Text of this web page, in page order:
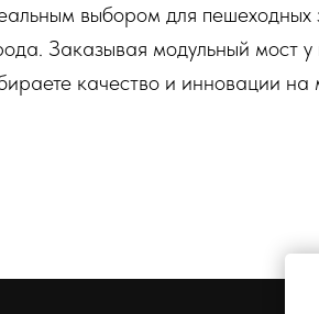
выбором для пешеходных
Заказывая модульный мост
качество и инновации на